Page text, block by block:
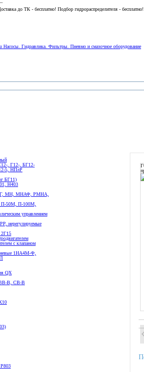
до ТК - бесплатно! Подбор гидрораспределителя - бесплатно!
Насосы. Гидравлика. Фильтры.
Пневмо и смазочное оборудование
, Г12-, БГ12-
5, НПлР
БГ11)
Н403
МГ, МН, МНАФ, РМНА,
П-50М, П-100М,
управлением
нерегулируемые
2Г15
с клапаном
1НА4М-Ф,
QX
ВВ-В, СВ-В